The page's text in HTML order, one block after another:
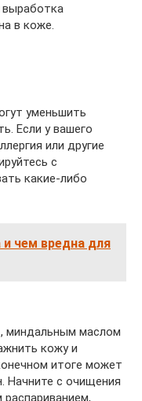
выработка
в коже.
уменьшить
Если у вашего
или другие
с
какие-либо
и чем вредна для
миндальным маслом
кожу и
итоге может
Начните с очищения